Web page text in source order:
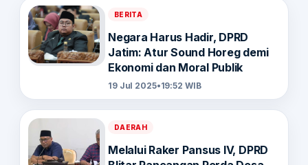
BERITA
Negara Harus Hadir, DPRD
Jatim: Atur Sound Horeg demi
Ekonomi dan Moral Publik
19 Jul 2025•19:52 WIB
DAERAH
Melalui Raker Pansus IV, DPRD